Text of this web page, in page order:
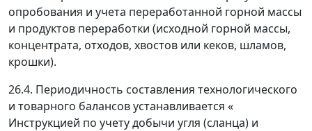
опробования и учета переработанной горной массы
и продуктов переработки (исходной горной массы,
концентрата, отходов, хвостов или кеков, шламов,
крошки).
26.4. Периодичность составления технологического
и товарного балансов устанавливается «
Инструкцией по учету добычи угля (сланца) и